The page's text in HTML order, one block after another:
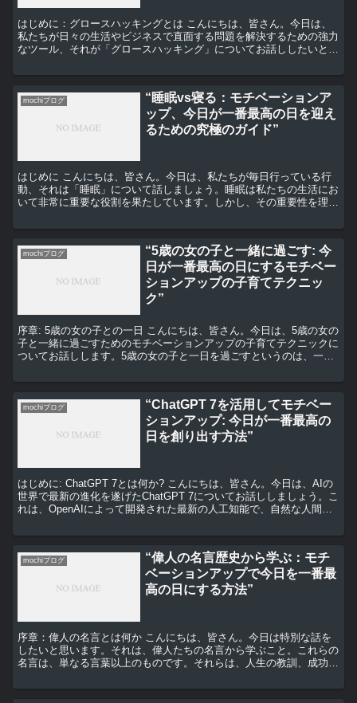
はじめに：グロースハッキングとは こんにちは、皆さん。今日は、
私たちが日々の生活やビジネスで直面する問題を解決するための強力
なツール、それが「グロースハッキング」についてお話ししたいと思
mochiブログ
“睡眠vs寝る：モチベーションア
ップ、今日が一番最高の日を迎え
るための究極のガイド”
はじめに こんにちは、皆さん。今日は、私たちが毎日行っている行
動、それは「睡眠」について話しましょう。睡眠は私たちの生活にお
いて非常に重要な役割を果たしています。しかし、その重要性を理解
mochiブログ
“5歳の女の子と一緒に過ごす: 今
日が一番最高の日にするモチベー
ションアップの子育てテクニッ
ク”
序章: 5歳の女の子との一日 こんにちは、皆さん。今日は、5歳の女の
子と一緒に過ごすためのモチベーションアップの子育てテクニックに
ついてお話しします。5歳の女の子と一日を過ごすというのは、一見
mochiブログ
“ChatGPT 7を活用してモチベー
ションアップ: 今日が一番最高の
日を創り出す方法”
はじめに: ChatGPT 7とは何か? こんにちは、皆さん。今日は、AIの
世界で最新の進化を遂げたChatGPT 7についてお話ししましょう。こ
れは、OpenAIによって開発された最新の人工知能で、自然な人間の
mochiブログ
“偉人の名言歴史から学ぶ：モチ
ベーションアップで今日を一番最
高の日にする方法”
序章：偉人の名言とは何か こんにちは、皆さん。今日は特別な話を
したいと思います。それは、偉人たちの名言から学ぶこと。これらの
名言は、単なる言葉以上のものです。それらは、人生の教訓、成功へ